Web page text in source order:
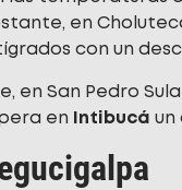
en
con un
en San Pedro
en
Intibucá un